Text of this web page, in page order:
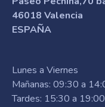
46018 Valencia
ESPAÑA
Lunes a Viernes
Mañanas: 09:30 a
Tardes: 15:30 a 19:00